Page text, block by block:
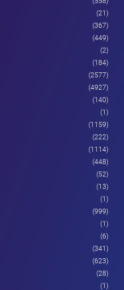
(21)
(367)
(449)
(2)
(184)
(2577)
(4927)
(140)
(1)
(1159)
(222)
(1114)
(448)
(52)
(13)
(1)
(999)
(1)
(6)
(341)
(623)
(28)
(1)